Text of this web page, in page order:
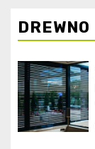
DREWNO